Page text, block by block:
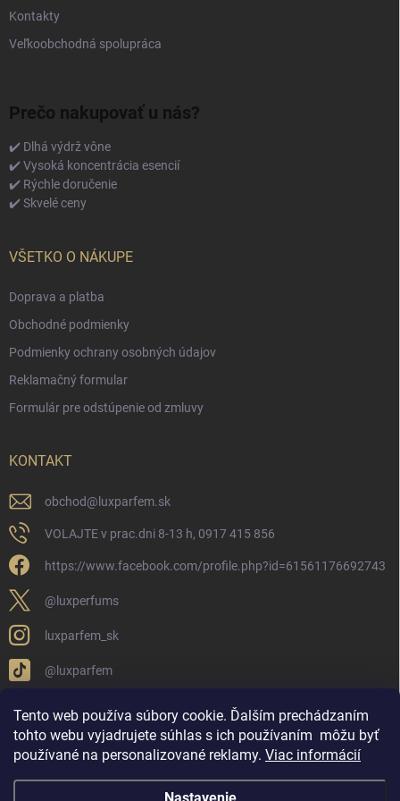
Tento web používa súbory cookie. Ďalším prechádzaním
tohto webu vyjadrujete súhlas s ich používaním môžu byť
používané na personalizované reklamy. Viac informácií
Kontakty
Veľkoobchodná spolupráca
Prečo nakupovať u nás?
✔️ Dlhá výdrž vône
✔️ Vysoká koncentrácia esencií
✔️ Rýchle doručenie
✔️ Skvelé ceny
VŠETKO O NÁKUPE
Doprava a platba
Obchodné podmienky
Podmienky ochrany osobných údajov
Reklamačný formular
Formulár pre odstúpenie od zmluvy
KONTAKT
obchod@ luxparfem.sk
VOLAJTE v prac.dni 8-13 h, 0917 415 856
https://www.facebook.com/profile.php?id=61561176692743
@luxperfums
luxparfem_sk
@luxparfem
LUX PARFÉM NOVÁKY
Lux Parfém Skupina na FB
Lux Parfum - Česká Republika
Lux Parfumok - Hungary